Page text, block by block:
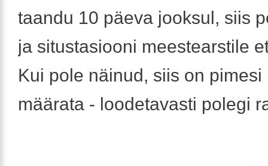
taandu 10 päeva jooksul, siis
ja situstasiooni meestearstile
Kui pole näinud, siis on pimesi
määrata - loodetavasti polegi